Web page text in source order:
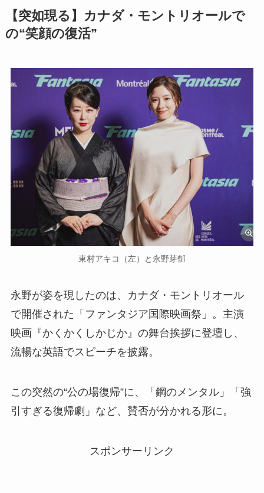
【突如現る】カナダ・モントリオールで
の“笑顔の復活”
東村アキコ（左）と永野芽郁
永野が姿を現したのは、カナダ・モントリオール
で開催された「ファンタジア国際映画祭」。主演
映画『かくかくしかじか』の舞台挨拶に登壇し、
流暢な英語でスピーチを披露。
この突然の“公の場復帰”に、「鋼のメンタル」「強
引すぎる復帰劇」など、賛否が分かれる形に。
スポンサーリンク